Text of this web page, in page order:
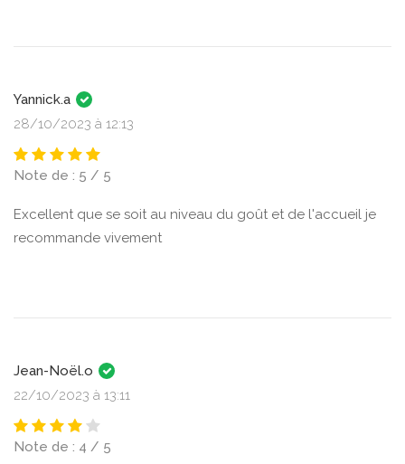
Yannick.a
28/10/2023 à 12:13
Note de : 5 / 5
Excellent que se soit au niveau du goût et de l'accueil je
recommande vivement
Jean-Noël.o
22/10/2023 à 13:11
Note de : 4 / 5